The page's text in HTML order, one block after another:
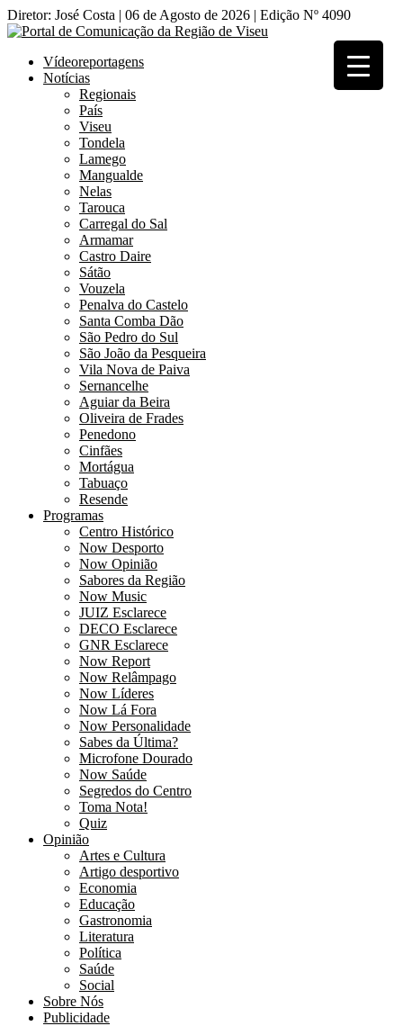
Diretor: José Costa | 06 de Agosto de 2026 | Edição Nº 4090
Vídeoreportagens
Notícias
Regionais
País
Viseu
Tondela
Lamego
Mangualde
Nelas
Tarouca
Carregal do Sal
Armamar
Castro Daire
Sátão
Vouzela
Penalva do Castelo
Santa Comba Dão
São Pedro do Sul
São João da Pesqueira
Vila Nova de Paiva
Sernancelhe
Aguiar da Beira
Oliveira de Frades
Penedono
Cinfães
Mortágua
Tabuaço
Resende
Programas
Centro Histórico
Now Desporto
Now Opinião
Sabores da Região
Now Music
JUIZ Esclarece
DECO Esclarece
GNR Esclarece
Now Report
Now Relâmpago
Now Líderes
Now Lá Fora
Now Personalidade
Sabes da Última?
Microfone Dourado
Now Saúde
Segredos do Centro
Toma Nota!
Quiz
Opinião
Artes e Cultura
Artigo desportivo
Economia
Educação
Gastronomia
Literatura
Política
Saúde
Social
Sobre Nós
Publicidade